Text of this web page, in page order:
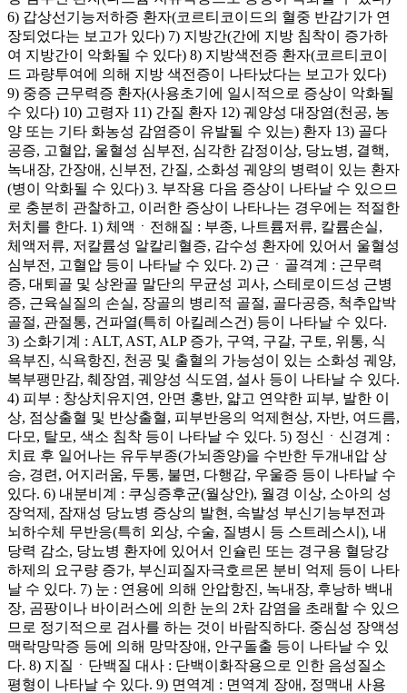
6) 갑상선기능저하증 환자(코르티코이드의 혈중 반감기가 연
장되었다는 보고가 있다) 7) 지방간(간에 지방 침착이 증가하
여 지방간이 악화될 수 있다) 8) 지방색전증 환자(코르티코이
드 과량투여에 의해 지방 색전증이 나타났다는 보고가 있다)
9) 중증 근무력증 환자(사용초기에 일시적으로 증상이 악화될
수 있다) 10) 고령자 11) 간질 환자 12) 궤양성 대장염(천공, 농
양 또는 기타 화농성 감염증이 유발될 수 있는) 환자 13) 골다
공증, 고혈압, 울혈성 심부전, 심각한 감정이상, 당뇨병, 결핵,
녹내장, 간장애, 신부전, 간질, 소화성 궤양의 병력이 있는 환자
(병이 악화될 수 있다) 3. 부작용 다음 증상이 나타날 수 있으므
로 충분히 관찰하고, 이러한 증상이 나타나는 경우에는 적절한
처치를 한다. 1) 체액ㆍ전해질 : 부종, 나트륨저류, 칼륨손실,
체액저류, 저칼륨성 알칼리혈증, 감수성 환자에 있어서 울혈성
심부전, 고혈압 등이 나타날 수 있다. 2) 근ㆍ골격계 : 근무력
증, 대퇴골 및 상완골 말단의 무균성 괴사, 스테로이드성 근병
증, 근육실질의 손실, 장골의 병리적 골절, 골다공증, 척추압박
골절, 관절통, 건파열(특히 아킬레스건) 등이 나타날 수 있다.
3) 소화기계 : ALT, AST, ALP 증가, 구역, 구갈, 구토, 위통, 식
욕부진, 식욕항진, 천공 및 출혈의 가능성이 있는 소화성 궤양,
복부팽만감, 췌장염, 궤양성 식도염, 설사 등이 나타날 수 있다.
4) 피부 : 창상치유지연, 안면 홍반, 얇고 연약한 피부, 발한 이
상, 점상출혈 및 반상출혈, 피부반응의 억제현상, 자반, 여드름,
다모, 탈모, 색소 침착 등이 나타날 수 있다. 5) 정신ㆍ신경계 :
치료 후 일어나는 유두부종(가뇌종양)을 수반한 두개내압 상
승, 경련, 어지러움, 두통, 불면, 다행감, 우울증 등이 나타날 수
있다. 6) 내분비계 : 쿠싱증후군(월상안), 월경 이상, 소아의 성
장억제, 잠재성 당뇨병 증상의 발현, 속발성 부신기능부전과
뇌하수체 무반응(특히 외상, 수술, 질병시 등 스트레스시), 내
당력 감소, 당뇨병 환자에 있어서 인슐린 또는 경구용 혈당강
하제의 요구량 증가, 부신피질자극호르몬 분비 억제 등이 나타
날 수 있다. 7) 눈 : 연용에 의해 안압항진, 녹내장, 후낭하 백내
장, 곰팡이나 바이러스에 의한 눈의 2차 감염을 초래할 수 있으
므로 정기적으로 검사를 하는 것이 바람직하다. 중심성 장액성
맥락망막증 등에 의해 망막장애, 안구돌출 등이 나타날 수 있
다. 8) 지질ㆍ단백질 대사 : 단백이화작용으로 인한 음성질소
평형이 나타날 수 있다. 9) 면역계 : 면역계 장애, 정맥내 사용